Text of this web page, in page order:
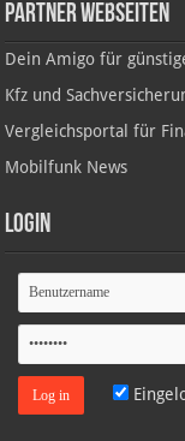
Partner Webseiten
Dein Amigo für
Kfz und
Vergleichsportal für
Mobilfunk News
Login